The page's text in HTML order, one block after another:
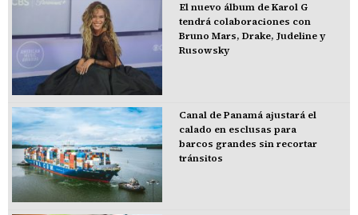
El nuevo álbum de Karol G
tendrá colaboraciones con
Bruno Mars, Drake, Judeline y
Rusowsky
Canal de Panamá ajustará el
calado en esclusas para
barcos grandes sin recortar
tránsitos